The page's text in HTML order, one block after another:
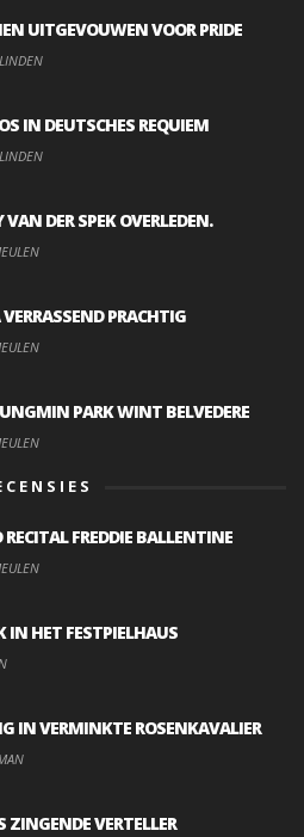
UITGEVOUWEN VOOR PRIDE
IN DEUTSCHES REQUIEM
DER SPEK OVERLEDEN.
PRACHTIG
PARK WINT BELVEDERE
FREDDIE BALLENTINE
IN HET FESTPIELHAUS
IN VERMINKTE ROSENKAVALIER
ZINGENDE VERTELLER